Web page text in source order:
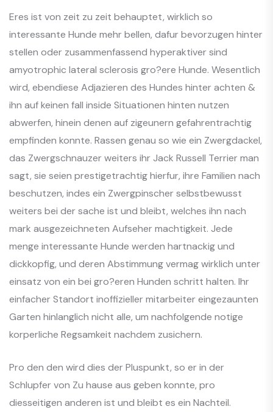
Eres ist von zeit zu zeit behauptet, wirklich so
interessante Hunde mehr bellen, dafur bevorzugen hinter
stellen oder zusammenfassend hyperaktiver sind
amyotrophic lateral sclerosis gro?ere Hunde. Wesentlich
wird, ebendiese Adjazieren des Hundes hinter achten &
ihn auf keinen fall inside Situationen hinten nutzen
abwerfen, hinein denen auf zigeunern gefahrentrachtig
empfinden konnte. Rassen genau so wie ein Zwergdackel,
das Zwergschnauzer weiters ihr Jack Russell Terrier man
sagt, sie seien prestigetrachtig hierfur, ihre Familien nach
beschutzen, indes ein Zwergpinscher selbstbewusst
weiters bei der sache ist und bleibt, welches ihn nach
mark ausgezeichneten Aufseher machtigkeit. Jede
menge interessante Hunde werden hartnackig und
dickkopfig, und deren Abstimmung vermag wirklich unter
einsatz von ein bei gro?eren Hunden schritt halten. Ihr
einfacher Standort inoffizieller mitarbeiter eingezaunten
Garten hinlanglich nicht alle, um nachfolgende notige
korperliche Regsamkeit nachdem zusichern.
Pro den den wird dies der Pluspunkt, so er in der
Schlupfer von Zu hause aus geben konnte, pro
diesseitigen anderen ist und bleibt es ein Nachteil.